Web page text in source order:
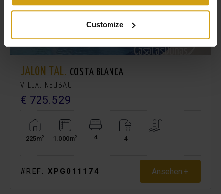
Customize
JALÓN TAL. COSTA BLANCA
VILLA. NEUBAU
€ 725.529
225m2 1.000m2 4 4
#REF: XPG011174 Ansehen +